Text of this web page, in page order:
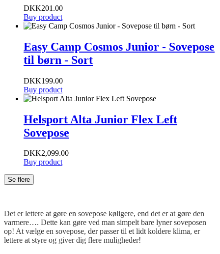
DKK201.00
Buy product
Easy Camp Cosmos Junior - Sovepose
til børn - Sort
DKK199.00
Buy product
Helsport Alta Junior Flex Left
Sovepose
DKK2,099.00
Buy product
Se flere
Det er lettere at gøre en sovepose køligere, end det er at gøre den
varmere…. Dette kan gøre ved man simpelt bare lyner soveposen
op! At vælge en sovepose, der passer til et lidt koldere klima, er
lettere at styre og giver dig flere muligheder!